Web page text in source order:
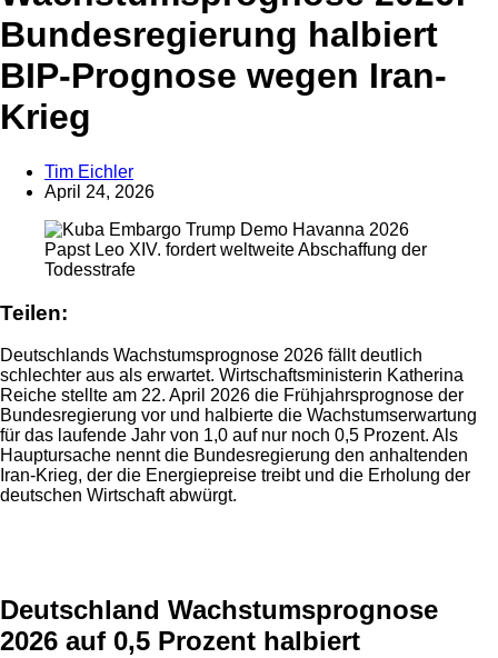
Bundesregierung halbiert
BIP-Prognose wegen Iran-
Krieg
Tim Eichler
April 24, 2026
Papst Leo XIV. fordert weltweite Abschaffung der
Todesstrafe
Teilen:
Deutschlands Wachstumsprognose 2026 fällt deutlich
schlechter aus als erwartet. Wirtschaftsministerin Katherina
Reiche stellte am 22. April 2026 die Frühjahrsprognose der
Bundesregierung vor und halbierte die Wachstumserwartung
für das laufende Jahr von 1,0 auf nur noch 0,5 Prozent. Als
Hauptursache nennt die Bundesregierung den anhaltenden
Iran-Krieg, der die Energiepreise treibt und die Erholung der
deutschen Wirtschaft abwürgt.
Deutschland Wachstumsprognose
2026 auf 0,5 Prozent halbiert